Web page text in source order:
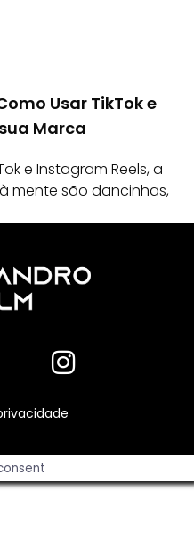
Usar TikTok e
Marca
e Instagram Reels, a
mente são dancinhas,